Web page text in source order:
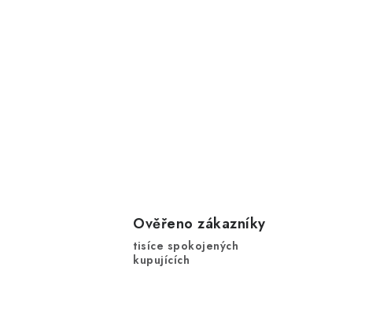
Ověřeno zákazníky
tisíce spokojených
kupujících